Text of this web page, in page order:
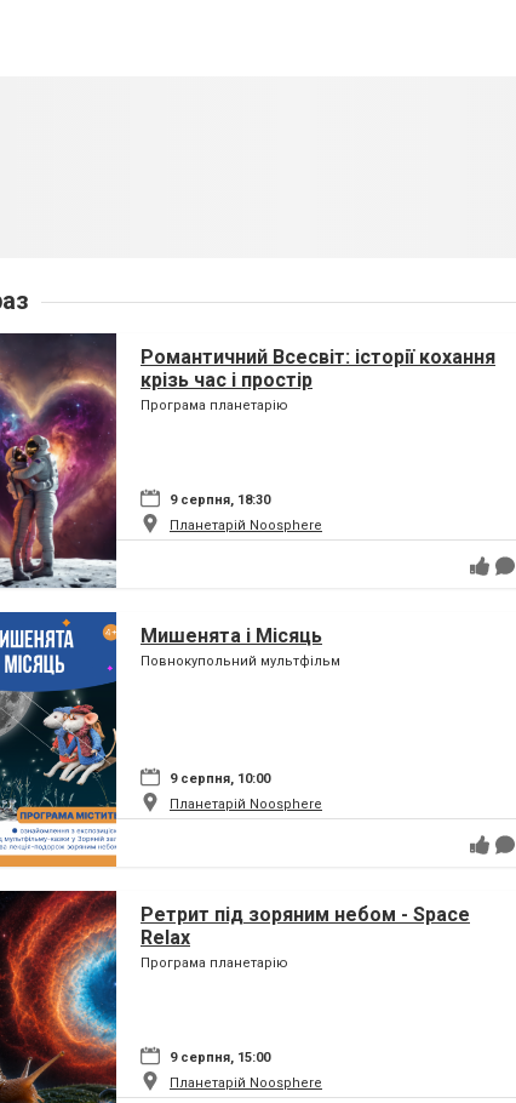
Романтичний Всесвіт: історії кохання
крізь час і простір
Програма планетарію
9 серпня, 18:30
Планетарій Noosphere
Мишенята і Місяць
Повнокупольний мультфільм
9 серпня, 10:00
Планетарій Noosphere
Ретрит під зоряним небом - Space
Relax
Програма планетарію
9 серпня, 15:00
Планетарій Noosphere